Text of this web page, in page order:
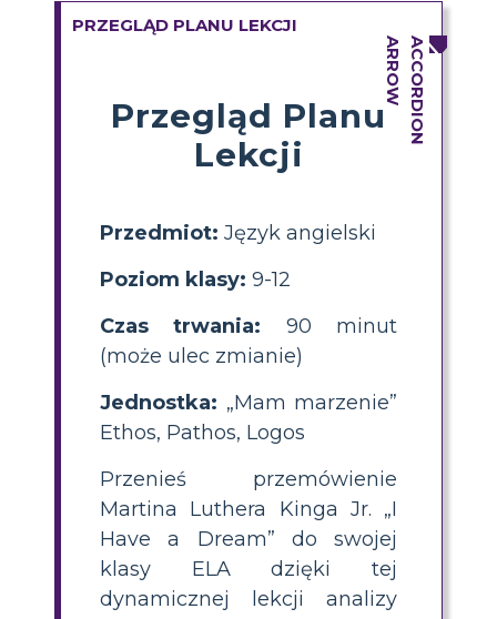
PRZEGLĄD PLANU LEKCJI
Przegląd Planu
Lekcji
Przedmiot: Język angielski
Poziom klasy: 9-12
Czas trwania: 90 minut
(może ulec zmianie)
Jednostka: „Mam marzenie”
Ethos, Pathos, Logos
Przenieś przemówienie
Martina Luthera Kinga Jr. „I
Have a Dream” do swojej
klasy ELA dzięki tej
dynamicznej lekcji analizy